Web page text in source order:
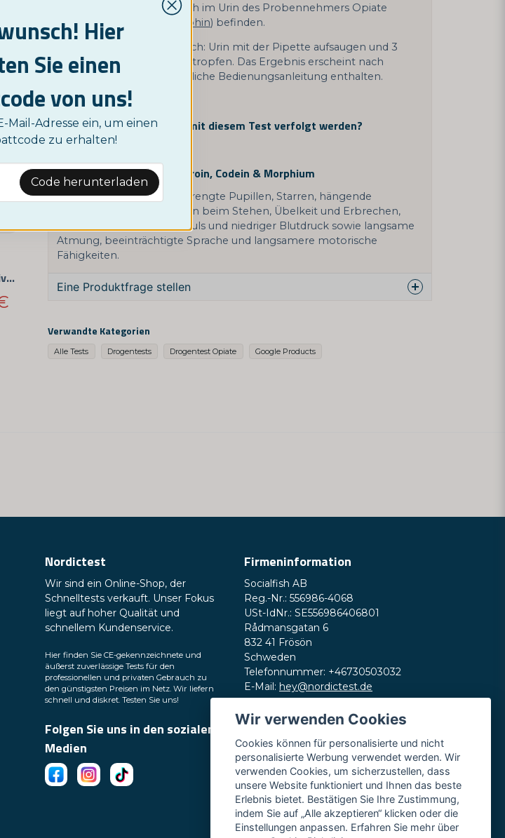
Streptokokken-Heimtest
CRP-Test (C-reaktives Protein) - Für den Hausgebrauch
Antwort bedeutet, dass sich im Urin des Probennehmers Opiate
Heroin, Codein Morphin) befinden.
So führen Sie den Test durch: Urin mit der Pipette aufsaugen und 3
Tropfen auf die Testplatte tropfen. Das Ergebnis erscheint nach
wenigen Minuten. Ausführliche Bedienungsanleitung enthalten.
Grenzwert: 300 ng/ml
Wie lange können Opiate mit diesem Test verfolgt werden?
Häufige Symptome für Heroin, Codein & Morphium
Körperliche Anzeichen: verengte Pupillen, Starren, hängende
Augenlider, Schwierigkeiten beim Stehen, Übelkeit und Erbrechen,
Verstopfung, langsamer Puls und niedriger Blutdruck sowie langsame
Atmung, beeinträchtigte Sprache und langsamere motorische
Fähigkeiten.
Eine Produktfrage stellen
Fragen Sie uns etwas über dieses Produkt ...
Frage senden
Verwandte Kategorien
Alle Tests Drogentests Drogentest Opiate Google Products
Hier
Sie einen
von uns!
Mail-Adresse ein, um einen
zu erhalten!
Code herunterladen
Nordictest
Wir sind ein Online-Shop, der
Schnelltests verkauft. Unser Fokus
liegt auf hoher Qualität und
schnellem Kundenservice.
Hier finden Sie CE-gekennzeichnete und
äußerst zuverlässige Tests für den
professionellen und privaten Gebrauch zu
den günstigsten Preisen im Netz. Wir liefern
schnell und diskret. Testen Sie uns!
Folgen Sie uns in den sozialen
Medien
Firmeninformation
Socialfish AB
Reg.-Nr.: 556986-4068
USt-IdNr.: SE556986406801
Rådmansgatan 6
832 41 Frösön
Schweden
Telefonnummer: +46730503032
E-Mail: hey@nordictest.de
Öffnungszeiten:
Mo.–Fr. 10:00–17:00 Uhr (CET)
Wir verwenden Cookies
Cookies können für personalisierte und nicht
personalisierte Werbung verwendet werden. Wir
verwenden Cookies, um sicherzustellen, dass
unsere Website funktioniert und Ihnen das beste
Erlebnis bietet. Bestätigen Sie Ihre Zustimmung,
indem Sie auf „Alle akzeptieren“ klicken oder die
Einstellungen anpassen. Erfahren Sie mehr über